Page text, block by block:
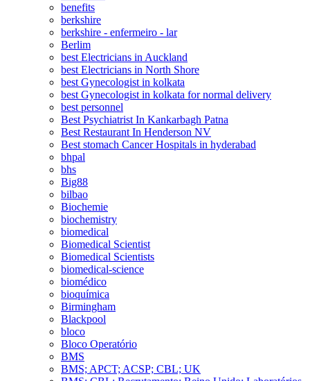
benefits
berkshire
berkshire - enfermeiro - lar
Berlim
best Electricians in Auckland
best Electricians in North Shore
best Gynecologist in kolkata
best Gynecologist in kolkata for normal delivery
best personnel
Best Psychiatrist In Kankarbagh Patna
Best Restaurant In Henderson NV
Best stomach Cancer Hospitals in hyderabad
bhpal
bhs
Big88
bilbao
Biochemie
biochemistry
biomedical
Biomedical Scientist
Biomedical Scientists
biomedical-science
biomédico
bioquímica
Birmingham
Blackpool
bloco
Bloco Operatório
BMS
BMS; APCT; ACSP; CBL; UK